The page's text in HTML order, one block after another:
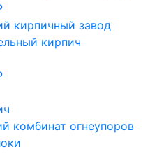
кирпичный завод
кирпич
комбинат огнеупоров